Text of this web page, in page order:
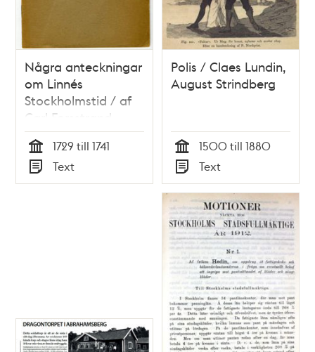
Några anteckningar
om Linnés
Stockholmstid / af
Carl Forsstrand
Tid
1729 till 1741
Typ
Text
Polis / Claes Lundin,
August Strindberg
Tid
1500 till 1880
Typ
Text